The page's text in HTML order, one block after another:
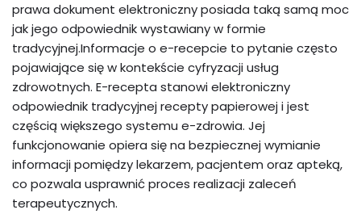
prawa dokument elektroniczny posiada taką samą moc
jak jego odpowiednik wystawiany w formie
tradycyjnej.Informacje o e-recepcie to pytanie często
pojawiające się w kontekście cyfryzacji usług
zdrowotnych. E-recepta stanowi elektroniczny
odpowiednik tradycyjnej recepty papierowej i jest
częścią większego systemu e-zdrowia. Jej
funkcjonowanie opiera się na bezpiecznej wymianie
informacji pomiędzy lekarzem, pacjentem oraz apteką,
co pozwala usprawnić proces realizacji zaleceń
terapeutycznych.